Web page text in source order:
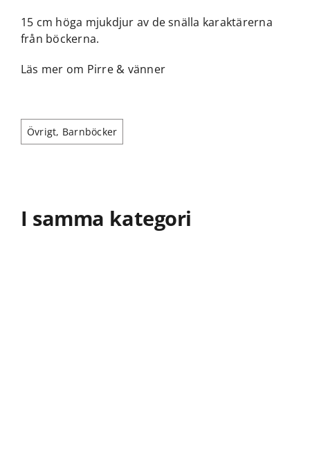
15 cm höga mjukdjur av de snälla karaktärerna
från böckerna.
Läs mer om Pirre & vänner
Övrigt, Barnböcker
I samma kategori